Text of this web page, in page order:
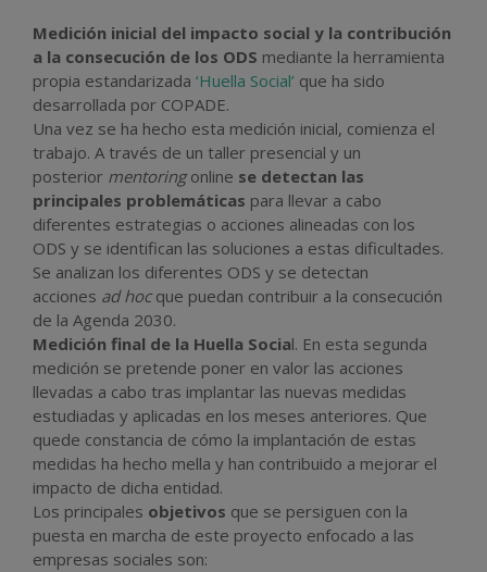
Medición inicial del impacto social y la contribución
a la consecución de los ODS mediante la herramienta
propia estandarizada ‘Huella Social’ que ha sido
desarrollada por COPADE.
Una vez se ha hecho esta medición inicial, comienza el
trabajo. A través de un taller presencial y un
posterior mentoringonline se detectan las
principales problemáticas para llevar a cabo
diferentes estrategias o acciones alineadas con los
ODS y se identifican las soluciones a estas dificultades.
Se analizan los diferentes ODS y se detectan
acciones ad hocque puedan contribuir a la consecución
de la Agenda 2030.
Medición final de la Huella Social. En esta segunda
medición se pretende poner en valor las acciones
llevadas a cabo tras implantar las nuevas medidas
estudiadas y aplicadas en los meses anteriores. Que
quede constancia de cómo la implantación de estas
medidas ha hecho mella y han contribuido a mejorar el
impacto de dicha entidad.
Los principales objetivos que se persiguen con la
puesta en marcha de este proyecto enfocado a las
empresas sociales son: